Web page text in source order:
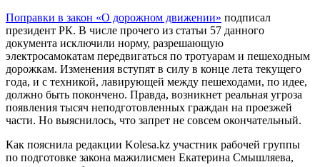
Поправки в закон «О дорожном движении» подписал
президент РК. В числе прочего из статьи 57 данного
документа исключили норму, разрешающую
электросамокатам передвигаться по тротуарам и пешеходным
дорожкам. Изменения вступят в силу в конце лета текущего
года, и с техникой, лавирующей между пешеходами, по идее,
должно быть покончено. Правда, возникнет реальная угроза
появления тысяч неподготовленных граждан на проезжей
части. Но выяснилось, что запрет не совсем окончательный.
Как пояснила редакции Kolesa.kz участник рабочей группы
по подготовке закона мажилисмен Екатерина Смышляева,